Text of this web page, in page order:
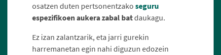
osatzen duten pertsonentzako seguru
espezifikoen aukera zabal batdaukagu.
Ez izan zalantzarik, eta jarri gurekin
harremanetan egin nahi diguzun edozein